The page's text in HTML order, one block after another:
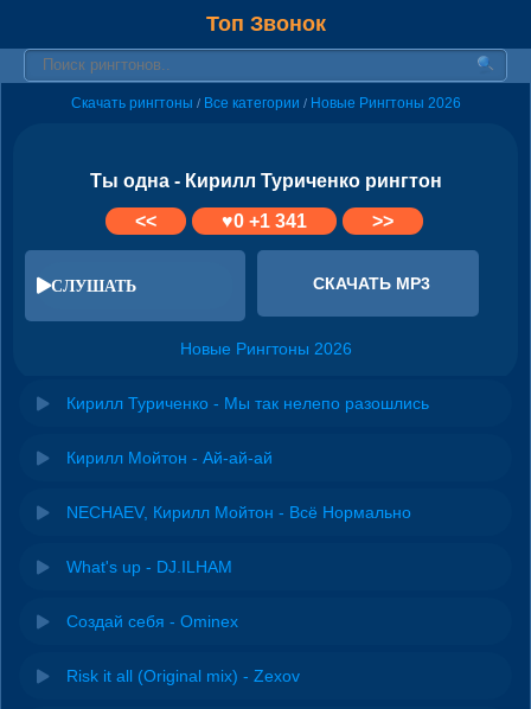
Топ Звонок
Скачать рингтоны / Все категории / Новые Рингтоны 2026
Ты одна - Кирилл Туриченко рингтон
<<
♥0 +1 341 >>
СЛУШАТЬ СКАЧАТЬ MP3
Новые Рингтоны 2026
Кирилл Туриченко - Мы так нелепо разошлись
Кирилл Мойтон - Ай-ай-ай
NECHAEV, Кирилл Мойтон - Всё Нормально
What's up - DJ.ILHAM
Создай себя - Ominex
Risk it all (Original mix) - Zexov